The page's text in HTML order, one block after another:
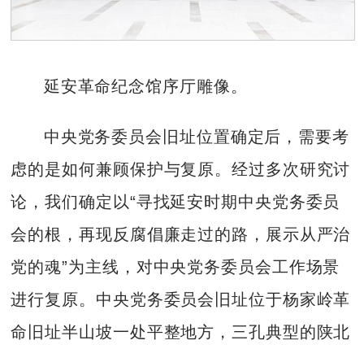
延安革命纪念馆序厅雕像。
中央党务委员会旧址位置确定后，需要考
虑的是如何兼顾保护与复原。经过多次研究讨
论，我们确定以“寻找延安时期中央党务委员
会的根，再现反腐倡廉走过的路，展示从严治
党的魂”为主线，对中央党务委员会工作场景
进行复原。中央党务委员会旧址位于杨家岭革
命旧址半山坡一处平整地方，三孔典型的陕北